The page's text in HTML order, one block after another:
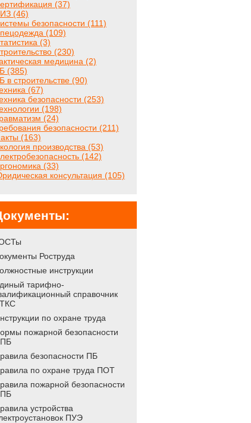
(37)
(46)
безопасности (111)
(109)
(3)
(230)
медицина (2)
(385)
в строительстве (90)
(67)
безопасности (253)
(198)
(24)
безопасности (211)
(163)
производства (53)
(142)
(33)
консультация (105)
Роструда
инструкции
тарифно-
справочник
по охране труда
пожарной безопасности
безопасности ПБ
по охране труда ПОТ
пожарной безопасности
устройства
ПУЭ